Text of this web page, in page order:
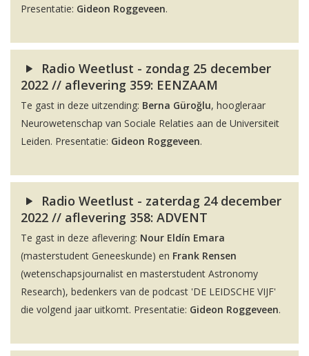
Presentatie: Gideon Roggeveen.
Radio Weetlust - zondag 25 december
2022 // aflevering 359: EENZAAM
Te gast in deze uitzending: Berna Güroğlu, hoogleraar
Neurowetenschap van Sociale Relaties aan de Universiteit
Leiden. Presentatie: Gideon Roggeveen.
Radio Weetlust - zaterdag 24 december
2022 // aflevering 358: ADVENT
Te gast in deze aflevering: Nour Eldín Emara
(masterstudent Geneeskunde) en Frank Rensen
(wetenschapsjournalist en masterstudent Astronomy
Research), bedenkers van de podcast 'DE LEIDSCHE VIJF'
die volgend jaar uitkomt. Presentatie: Gideon Roggeveen.